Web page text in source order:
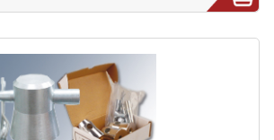
Retours De Scène
Caisson De Basse Amplifié